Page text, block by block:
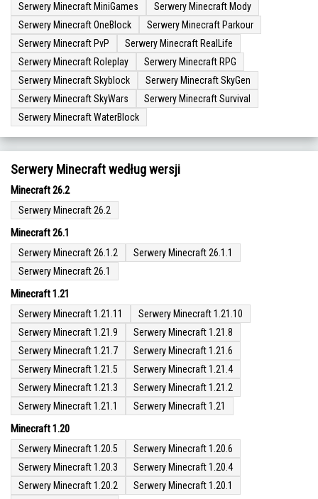
Serwery Minecraft MiniGames
Serwery Minecraft Mody
Serwery Minecraft OneBlock
Serwery Minecraft Parkour
Serwery Minecraft PvP
Serwery Minecraft RealLife
Serwery Minecraft Roleplay
Serwery Minecraft RPG
Serwery Minecraft Skyblock
Serwery Minecraft SkyGen
Serwery Minecraft SkyWars
Serwery Minecraft Survival
Serwery Minecraft WaterBlock
Serwery Minecraft według wersji
Minecraft 26.2
Serwery Minecraft 26.2
Minecraft 26.1
Serwery Minecraft 26.1.2
Serwery Minecraft 26.1.1
Serwery Minecraft 26.1
Minecraft 1.21
Serwery Minecraft 1.21.11
Serwery Minecraft 1.21.10
Serwery Minecraft 1.21.9
Serwery Minecraft 1.21.8
Serwery Minecraft 1.21.7
Serwery Minecraft 1.21.6
Serwery Minecraft 1.21.5
Serwery Minecraft 1.21.4
Serwery Minecraft 1.21.3
Serwery Minecraft 1.21.2
Serwery Minecraft 1.21.1
Serwery Minecraft 1.21
Minecraft 1.20
Serwery Minecraft 1.20.5
Serwery Minecraft 1.20.6
Serwery Minecraft 1.20.3
Serwery Minecraft 1.20.4
Serwery Minecraft 1.20.2
Serwery Minecraft 1.20.1